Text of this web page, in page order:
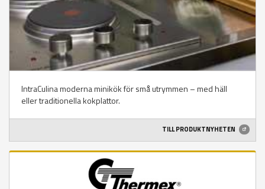
IntraCulina moderna minikök för små utrymmen – med häll
eller traditionella kokplattor.
TILL PRODUKTNYHETEN